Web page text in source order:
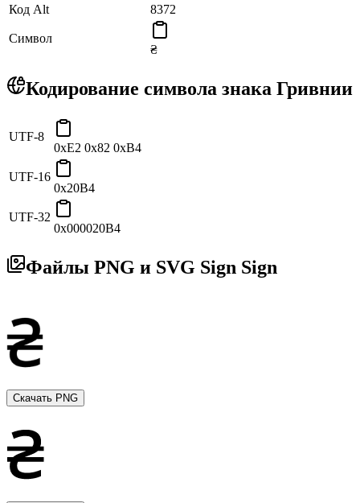
Код Alt
8372
Символ
₴
Кодирование символа знака Гривнии
UTF-8
0xE2 0x82 0xB4
UTF-16
0x20B4
UTF-32
0x000020B4
Файлы PNG и SVG Sign Sign
Скачать PNG